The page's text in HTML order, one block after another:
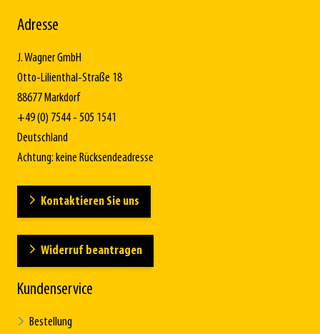
Adresse
J. Wagner GmbH
Otto-Lilienthal-Straße 18
88677 Markdorf
+49 (0) 7544 - 505 1541
Deutschland
Achtung: keine Rücksendeadresse
Kontaktieren Sie uns
Widerruf beantragen
Kundenservice
Bestellung